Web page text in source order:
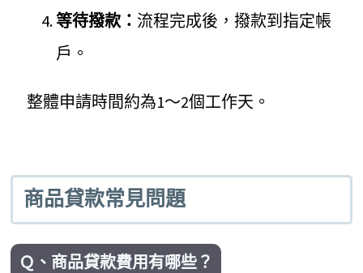
等待撥款： 流程完成後，撥款到指定帳
戶。
整體申請時間約為1～2個工作天。
商品貸款常見問題
Ｑ、商品貸款費用有哪些？